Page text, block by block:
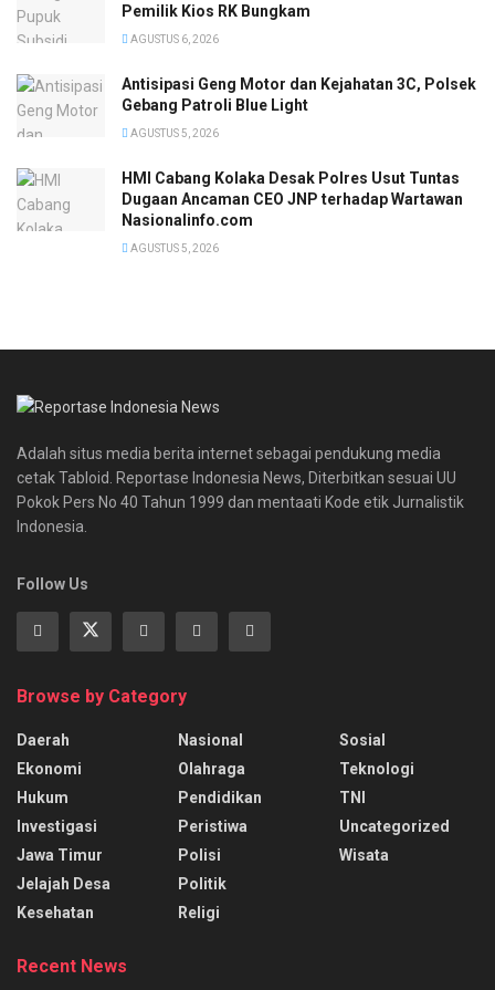
Pemilik Kios RK Bungkam
AGUSTUS 6, 2026
Antisipasi Geng Motor dan Kejahatan 3C, Polsek
Gebang Patroli Blue Light
AGUSTUS 5, 2026
HMI Cabang Kolaka Desak Polres Usut Tuntas
Dugaan Ancaman CEO JNP terhadap Wartawan
Nasionalinfo.com
AGUSTUS 5, 2026
Adalah situs media berita internet sebagai pendukung media
cetak Tabloid. Reportase Indonesia News, Diterbitkan sesuai UU
Pokok Pers No 40 Tahun 1999 dan mentaati Kode etik Jurnalistik
Indonesia.
Follow Us
Browse by Category
Daerah
Ekonomi
Hukum
Investigasi
Jawa Timur
Jelajah Desa
Kesehatan
Nasional
Olahraga
Pendidikan
Peristiwa
Polisi
Politik
Religi
Sosial
Teknologi
TNI
Uncategorized
Wisata
Recent News